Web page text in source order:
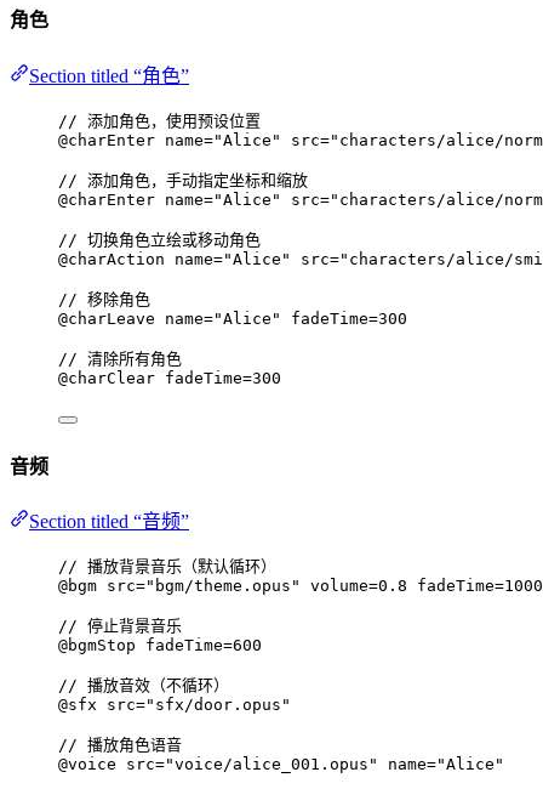
角色
Section titled “角色”
// 添加角色，使用预设位置
@charEnter name="Alice" src="characters/alice/
// 添加角色，手动指定坐标和缩放
@charEnter name="Alice" src="characters/alice/
// 切换角色立绘或移动角色
@charAction
name="Alice" src="characters/alice/
// 移除角色
@charLeave
name="Alice" fadeTime=300
// 清除所有角色
@charClear fadeTime=300
音频
Section titled “音频”
// 播放背景音乐（默认循环）
@bgm src="bgm/theme.opus" volume=0 . 8 fadeTime=1000
// 停止背景音乐
@bgmStop
fadeTime=600
// 播放音效（不循环）
@sfx
src="sfx/door.opus"
// 播放角色语音
@voice
src="voice/alice_001.opus" name="Alice"